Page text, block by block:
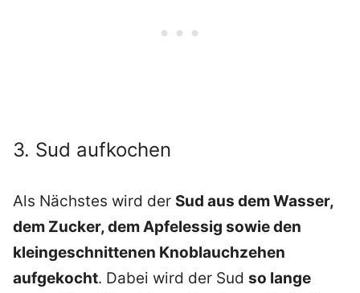
3. Sud aufkochen
Als Nächstes wird der Sud aus dem Wasser,
dem Zucker, dem Apfelessig sowie den
kleingeschnittenen Knoblauchzehen
aufgekocht. Dabei wird der Sud so lange